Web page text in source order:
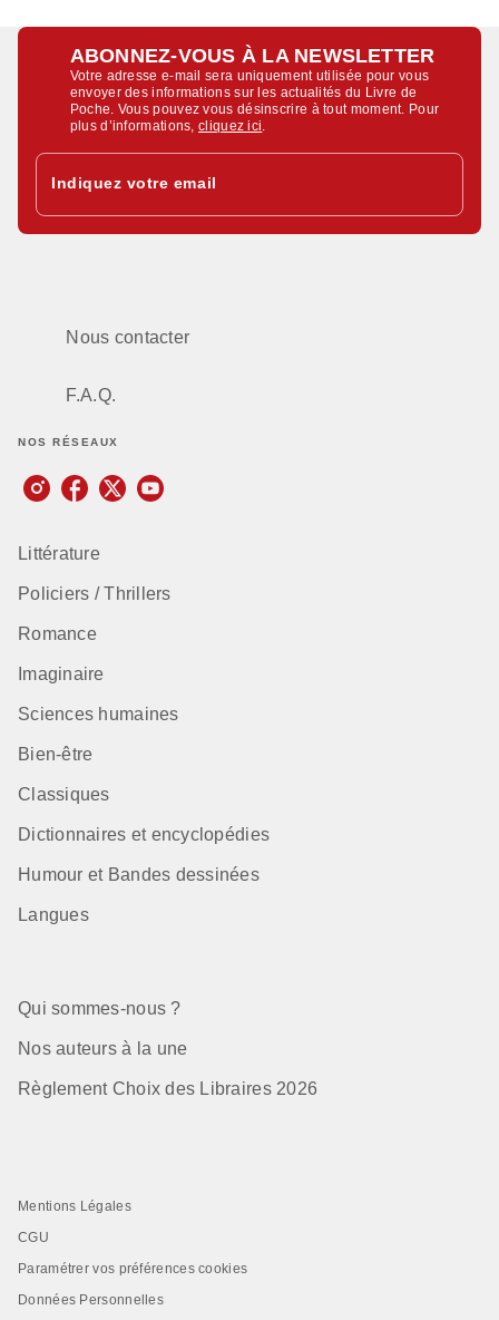
ABONNEZ-VOUS À LA NEWSLETTER
Votre adresse e-mail sera uniquement utilisée pour vous
envoyer des informations sur les actualités du Livre de
Poche. Vous pouvez vous désinscrire à tout moment. Pour
plus d’informations,cliquez ici
Indiquez votre email
Nous contacter
F.A.Q.
NOS RÉSEAUX
Littérature
Policiers / Thrillers
Romance
Imaginaire
Sciences humaines
Bien-être
Classiques
Dictionnaires et encyclopédies
Humour et Bandes dessinées
Langues
Qui sommes-nous ?
Nos auteurs à la une
Règlement Choix des Libraires 2026
Mentions Légales
CGU
Paramétrer vos préférences cookies
Données Personnelles